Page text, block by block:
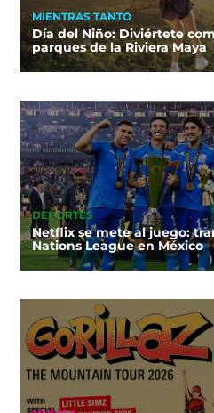
MIENTRAS TANTO
Día del Niño: Diviértete
parques de la Riviera Maya
DEPORTES
Netflix se mete al juego:
Nations League en México